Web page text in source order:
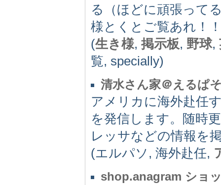
る（ほどに頑張って
様とくとご覧あれ！
(生き様, 掲示板, 野球,
覧, specially)
清水さん家＠えるぱ
アメリカに海外赴任
を発信します。随時
レッサなどの情報を
(エルパソ, 海外赴任,
shop.anagram ショ